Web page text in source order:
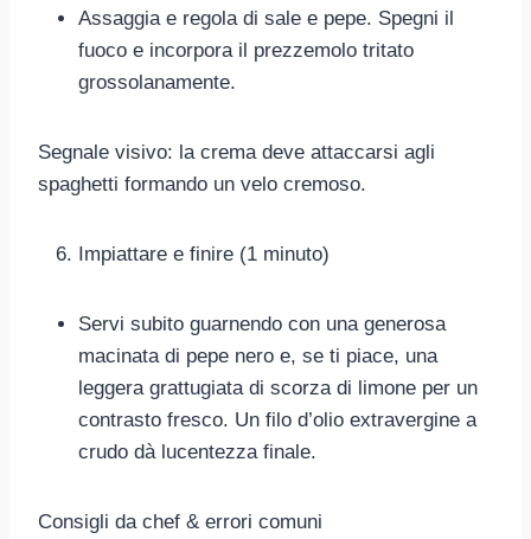
Assaggia e regola di sale e pepe. Spegni il
fuoco e incorpora il prezzemolo tritato
grossolanamente.
Segnale visivo: la crema deve attaccarsi agli
spaghetti formando un velo cremoso.
Impiattare e finire (1 minuto)
Servi subito guarnendo con una generosa
macinata di pepe nero e, se ti piace, una
leggera grattugiata di scorza di limone per un
contrasto fresco. Un filo d’olio extravergine a
crudo dà lucentezza finale.
Consigli da chef & errori comuni